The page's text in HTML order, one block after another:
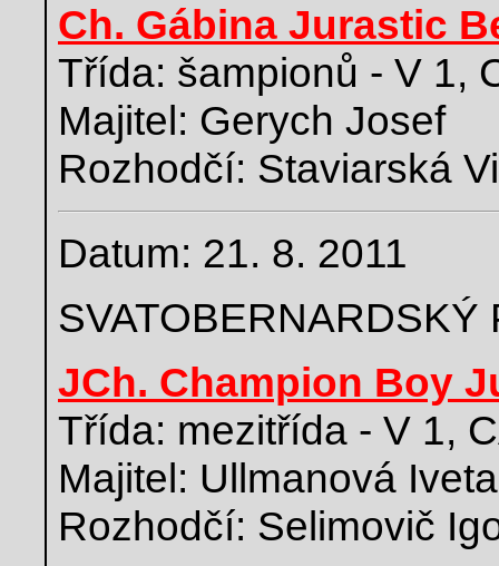
Ch. Gábina Jurastic
Třída: šampionů - V 1,
Majitel: Gerych Josef
Rozhodčí: Staviarská
Datum: 21. 8. 2011
JCh. Champion Boy
Třída: mezitřída - V 1,
Majitel: Ullmanová Iveta
Rozhodčí: Selimovič